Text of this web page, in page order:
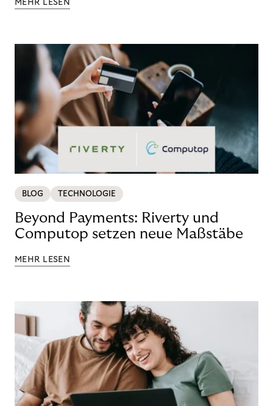
MEHR LESEN
BLOG TECHNOLOGIE
Beyond Payments: Riverty und
Computop setzen neue Maßstäbe
MEHR LESEN